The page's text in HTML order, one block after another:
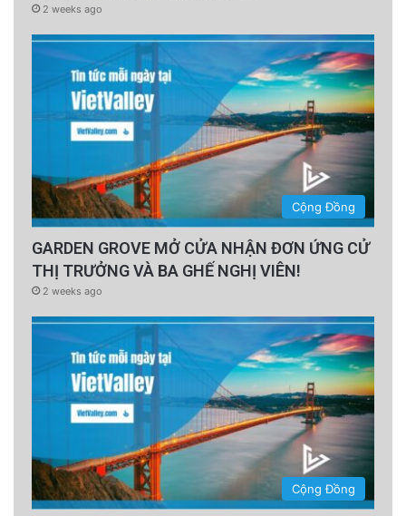
2 weeks ago
Cộng Đồng
GARDEN GROVE MỞ CỬA NHẬN ĐƠN ỨNG CỬ
THỊ TRƯỞNG VÀ BA GHẾ NGHỊ VIÊN!
2 weeks ago
Cộng Đồng